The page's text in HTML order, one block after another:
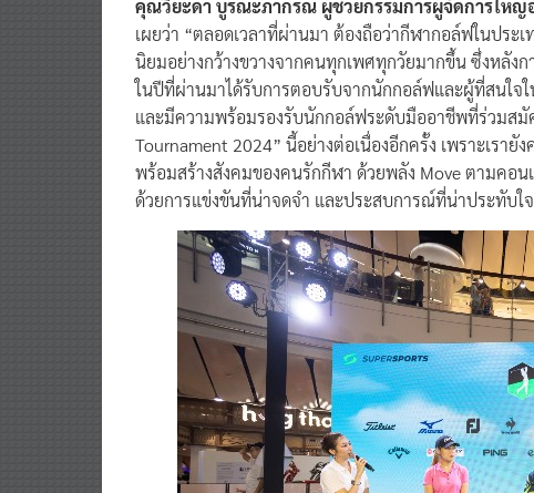
เผยว่า “ตลอดเวลาที่ผ่านมา ต้องถือว่ากีฬากอล์ฟในประ
นิยมอย่างกว้างขวางจากคนทุกเพศทุกวัยมากขึ้น ซึ่งหลังก
ในปีที่ผ่านมาได้รับการตอบรับจากนักกอล์ฟและผู้ที่สนใจใ
และมีความพร้อมรองรับนักกอล์ฟระดับมืออาชีพที่ร่วมสมั
Tournament 2024” นี้อย่างต่อเนื่องอีกครั้ง เพราะเรา
พร้อมสร้างสังคมของคนรักกีฬา ด้วยพลัง Move ตามคอ
ด้วยการแข่งขันที่น่าจดจำ และประสบการณ์ที่น่าประทับใ